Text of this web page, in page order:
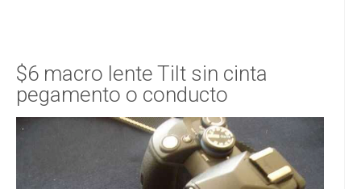
$6 macro lente Tilt sin cinta
pegamento o conducto